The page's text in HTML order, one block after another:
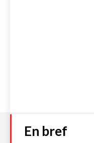
En bref